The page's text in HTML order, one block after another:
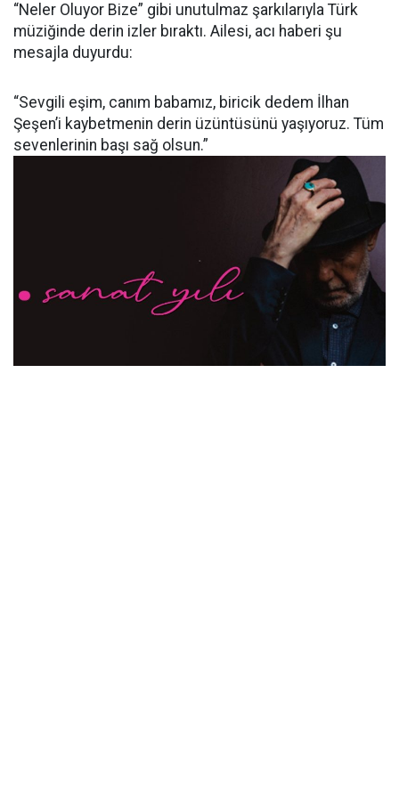
“Neler Oluyor Bize” gibi unutulmaz şarkılarıyla Türk
müziğinde derin izler bıraktı. Ailesi, acı haberi şu
mesajla duyurdu:
“Sevgili eşim, canım babamız, biricik dedem İlhan
Şeşen’i kaybetmenin derin üzüntüsünü yaşıyoruz. Tüm
sevenlerinin başı sağ olsun.”